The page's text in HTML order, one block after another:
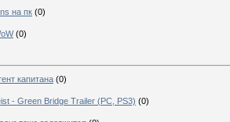
на пк (0)
(0)
капитана (0)
- Green Bridge Trailer (PC, PS3) (0)